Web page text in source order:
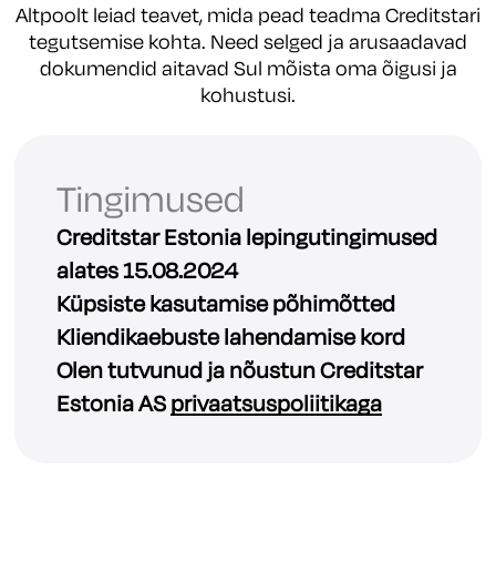
Altpoolt leiad teavet, mida pead teadma Creditstari
tegutsemise kohta. Need selged ja arusaadavad
dokumendid aitavad Sul mõista oma õigusi ja
kohustusi.
Tingimused
Creditstar Estonia lepingutingimused
alates 15.08.2024
Küpsiste kasutamise põhimõtted
Kliendikaebuste lahendamise kord
Olen tutvunud ja nõustun Creditstar
Estonia ASprivaatsuspoliitikaga